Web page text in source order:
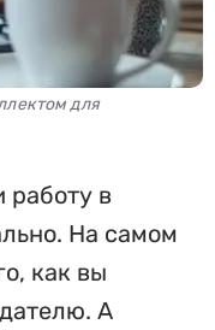
для
работу в
На самом
как вы
А